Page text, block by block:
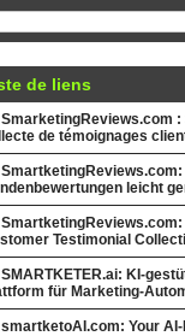
de liens
SmarketingReviews.com :
de témoignages
SmartketingReviews.com:
leicht
Testimonial
SMARTKETER.ai: KI-
für Marketing-
smartketoAI.com: Your